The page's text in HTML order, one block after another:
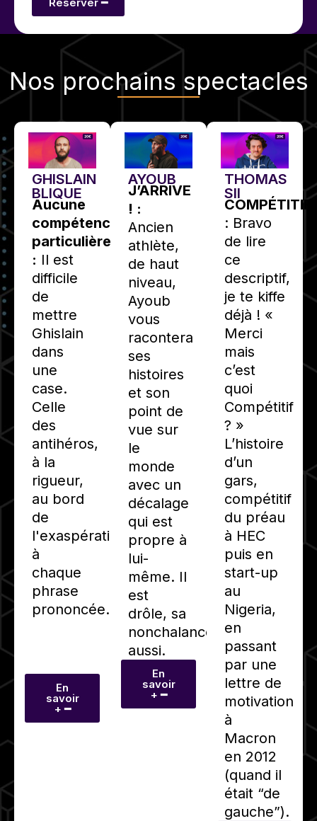
Nos prochains spectacles
GHISLAIN
BLIQUE
Aucune
compétence
particulière
: Il est
difficile
de
mettre
Ghislain
dans
une
case.
Celle
des
antihéros,
à la
rigueur,
au bord
de
l'exaspération
à
chaque
phrase
prononcée.
En
savoir
+ ━
AYOUB
J’ARRIVE
! :
Ancien
athlète,
de haut
niveau,
Ayoub
vous
racontera
ses
histoires
et son
point de
vue sur
le
monde
avec un
décalage
qui est
propre à
lui-
même. Il
est
drôle, sa
nonchalance
aussi.
En
savoir
+ ━
THOMAS
SII
COMPÉTITIF
: Bravo
de lire
ce
descriptif,
je te kiffe
déjà ! «
Merci
mais
c’est
quoi
Compétitif
? »
L’histoire
d’un
gars,
compétitif
du préau
à HEC
puis en
start-up
au
Nigeria,
en
passant
par une
lettre de
motivation
à
Macron
en 2012
(quand il
était “de
gauche”).